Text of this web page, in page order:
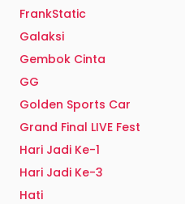
FrankStatic
Galaksi
Gembok Cinta
GG
Golden Sports Car
Grand Final LIVE Fest
Hari Jadi Ke-1
Hari Jadi Ke-3
Hati